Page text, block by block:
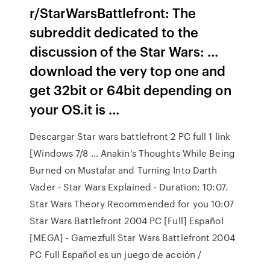
r/StarWarsBattlefront: The
subreddit dedicated to the
discussion of the Star Wars: ...
download the very top one and
get 32bit or 64bit depending on
your OS.it is ...
Descargar Star wars battlefront 2 PC full 1 link
[Windows 7/8 ... Anakin's Thoughts While Being
Burned on Mustafar and Turning Into Darth
Vader - Star Wars Explained - Duration: 10:07.
Star Wars Theory Recommended for you 10:07
Star Wars Battlefront 2004 PC [Full] Español
[MEGA] - Gamezfull Star Wars Battlefront 2004
PC Full Español es un juego de acción /